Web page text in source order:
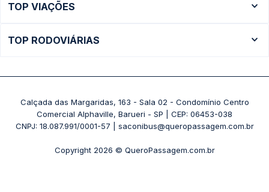
Ônibus São Paulo
TOP VIAÇÕES
Passagens Pássaro Marron
+ Viações
TOP RODOVIÁRIAS
Rodoviária Belo Horizonte - Gov. Israel Pinheiro (Tergip)
Rodoviária Curitiba
+ Rodoviárias
Calçada das Margaridas, 163 - Sala 02 - Condomínio Centro
Comercial Alphaville, Barueri - SP | CEP: 06453-038
CNPJ: 18.087.991/0001-57 | saconibus@queropassagem.com.br
Copyright 2026 © QueroPassagem.com.br